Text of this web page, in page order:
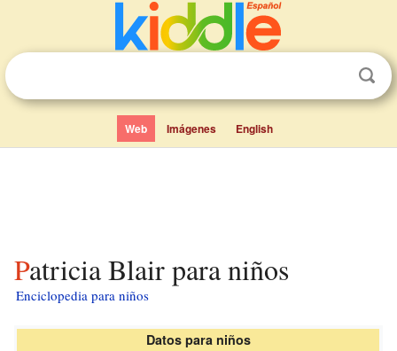
Web Imágenes English
Patricia Blair para niños
Enciclopedia para niños
Datos para niños